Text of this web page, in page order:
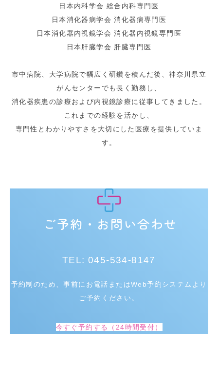
日本内科学会 総合内科専門医
日本消化器病学会 消化器病専門医
日本消化器内視鏡学会 消化器内視鏡専門医
日本肝臓学会 肝臓専門医
市中病院、大学病院で幅広く研鑽を積 んだ後、神奈川県立
がんセンターでも長く勤務し、
消化器疾患の診療および内視鏡診療に従事してきました。
これまでの経験を活かし、
専門性とわかりやすさを大切にした医療を提供していま
す。
ご予約・お問い合わせ
TEL: 045-534-8147
予約制のため、事前にお電話またはWeb予約システムより
ご予約ください。
今すぐ予約する（24時間受付）